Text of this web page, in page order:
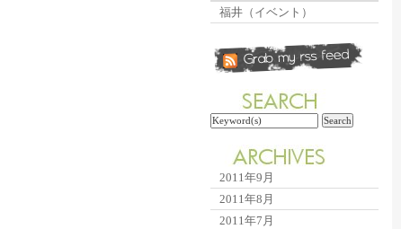
福井（イベント）
2011年9月
2011年8月
2011年7月